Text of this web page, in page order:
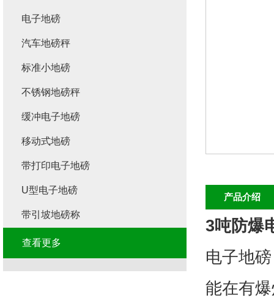
产品介绍
3吨防爆
电子地
能在有
电子地磅
汽车地磅秤
标准小地磅
不锈钢地磅秤
缓冲电子地磅
移动式地磅
带打印电子地磅
U型电子地磅
带引坡地磅称
查看更多